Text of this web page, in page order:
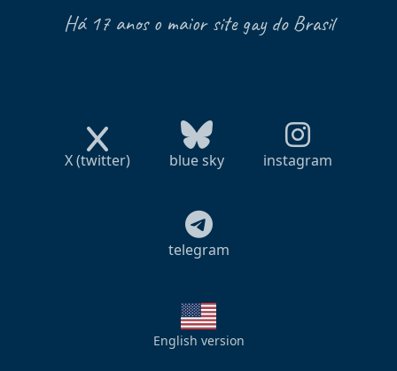
Há 17 anos o maior site gay do Brasil
X (twitter) blue sky instagram
telegram
English version